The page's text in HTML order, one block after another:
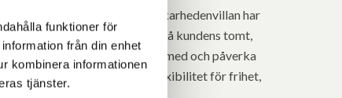
funktioner för
från din enhet
kombinera informationen
tjänster.
kunder att bygga hus. Fiskarhedenvillan har
alla våra hus på plats på kundens tomt,
Fiskarhedenvillan kan vara med och påverka
Vi väljer att kalla vår flexibilitet för frihet,